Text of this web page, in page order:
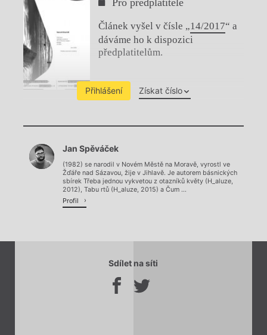
Článek vyšel v čísle „14/2017“ a
dáváme ho k dispozici
předplatitelům.
Přihlášení Získat číslo
Chviličku.
Načítá se.
Jan Spěváček
(1982) se narodil v Novém Městě na Moravě, vyrostl ve
Žďáře nad Sázavou, žije v Jihlavě. Je autorem básnických
sbírek Třeba jednou vykvetou z otazníků květy (H_aluze,
2012), Tabu rtů (H_aluze, 2015) a Čum ...
Profil
Sdílet na síti